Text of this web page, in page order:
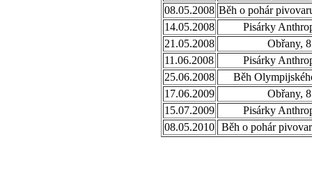
08.05.2008 Běh o pohár
14.05.2008
Pisárky
21.05.2008
Obřany,
11.06.2008
Pisárky
25.06.2008
Běh
17.06.2009
Obřany,
15.07.2009
Pisárky
08.05.2010
Běh o pohár